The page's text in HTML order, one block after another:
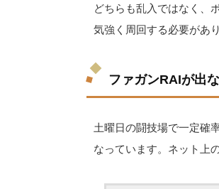
どちらも乱入ではなく、
気強く周回する必要があり
ファガンRAIが出
土曜日の闘技場で一定確
なっています。ネット上